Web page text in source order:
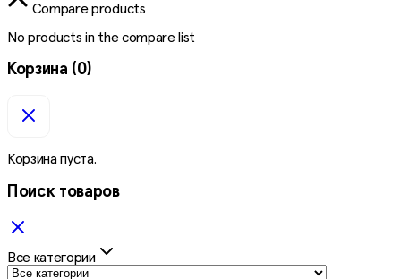
Compare products
No products in the compare list
Корзина (0)
Корзина пуста.
Поиск товаров
Все категории